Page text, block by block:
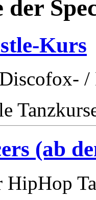
Kurs
(ab